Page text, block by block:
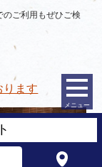
メニュー
のご利用もぜひご検
ります